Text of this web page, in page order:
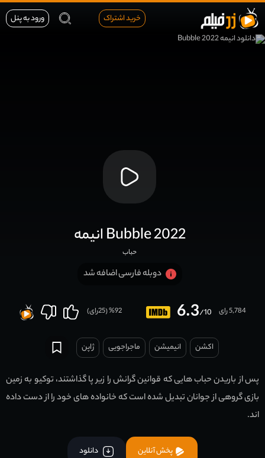
خرید اشتراک ورود به پنل
انیمه Bubble 2022
حباب
دوبله فارسی اضافه شد
6.3/10 5,784 رای 92
% (
25رای)
اکشن انیمیشن ماجراجویی ژاپن
پس از باریدن حباب هایی که قوانین گرانش را زیر پا گذاشتند، توکیو به زمین
بازی گروهی از جوانان تبدیل شده است که خانواده های خود را از دست داده
اند.
پخش آنلاین دانلود